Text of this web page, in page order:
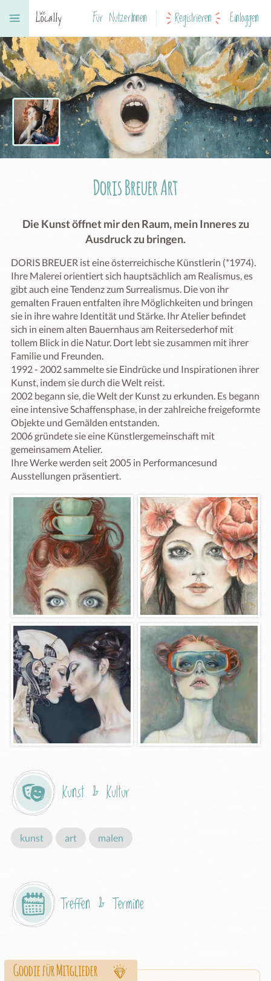
Für NutzerInnen Registrieren Einloggen
Doris Breuer Art
Die Kunst öffnet mir den Raum, mein Inneres zu
Ausdruck zu bringen.
DORIS BREUER ist eine österreichische Künstlerin (*1974).
Ihre Malerei orientiert sich hauptsächlich am Realismus, es
gibt auch eine Tendenz zum Surrealismus. Die von ihr
gemalten Frauen entfalten ihre Möglichkeiten und bringen
sie in ihre wahre Identität und Stärke. Ihr Atelier befindet
sich in einem alten Bauernhaus am Reitersederhof mit
tollem Blick in die Natur. Dort lebt sie zusammen mit ihrer
Familie und Freunden.
1992 - 2002 sammelte sie Eindrücke und Inspirationen ihrer
Kunst, indem sie durch die Welt reist.
2002 begann sie, die Welt der Kunst zu erkunden. Es begann
eine intensive Schaffensphase, in der zahlreiche freigeformte
Objekte und Gemälden entstanden.
2006 gründete sie eine Künstlergemeinschaft mit
gemeinsamem Atelier.
Ihre Werke werden seit 2005 in Performancesund
Ausstellungen präsentiert.
Kunst & Kultur
kunst art malen
Treffen & Termine
Goodie für Mitglieder